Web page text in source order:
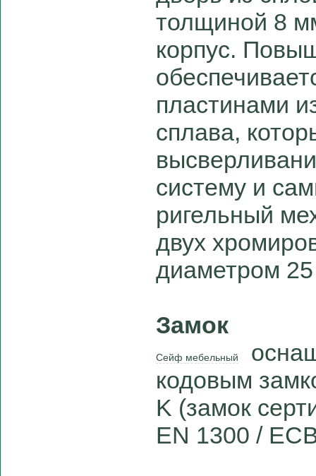
толщиной 8
корпус.
пластинами
сплава,
систему и
ригельный
двух
диаметром
Замок
Сейф мебельный
кодовым
K (замок
EN 1300 /